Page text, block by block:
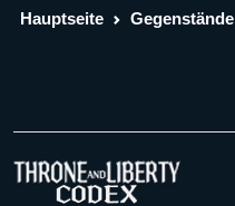
Hauptseite Gegenstände